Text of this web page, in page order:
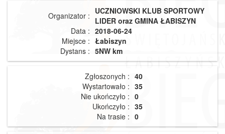
Organizator : UCZNIOWSKI KLUB SPORTOWY
LIDER oraz GMINA ŁABISZYN
Data : 2018-06-24
Miejsce : Łabiszyn
Dystans : 5NW km
Zgłoszonych : 40
Wystartowało : 35
Nie ukończyło : 0
Ukończyło : 35
Na trasie : 0